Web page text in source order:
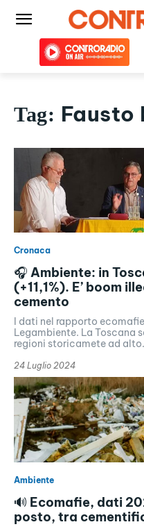
Tag: Fausto
Cronaca
🎧 Ambiente: in
(+11,1%). E’ boom
cemento
I dati nel rapporto
Legambiente. La Toscana
regioni storicamete ad
24 Luglio 2024
Ambiente
🔊 Ecomafie, dati
posto, tra